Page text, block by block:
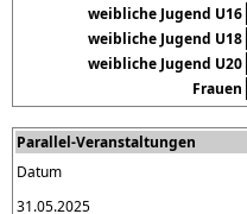
weibliche Jugend U16
weibliche Jugend U18
weibliche Jugend U20
Frauen
Parallel-Veranstaltungen
Datum
31.05.2025